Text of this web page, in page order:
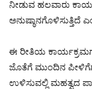
ನೀಡುವ ಹಲವಾರು
ಅನುಷ್ಠಾನಗೊಳಿಸುತ್ತಿದೆ
ಈ ರೀತಿಯ
ಜೊತೆಗೆ ಮುಂದಿನ
ಉಳಿಸುವಲ್ಲಿ ಮಹತ್ವದ